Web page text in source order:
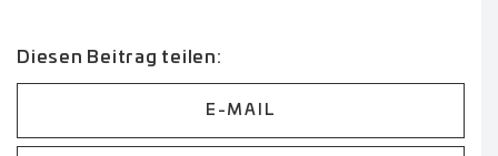
Diesen Beitrag teilen:
E-MAIL